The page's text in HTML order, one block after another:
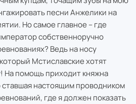
песни Анжелики на
Но самое главное – где
собственноручно
Ведь на носу
Мстиславские хотят
На помощь приходит княжна
настоящим проводником
где я должен показать